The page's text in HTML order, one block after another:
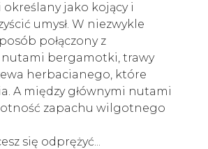
jako kojący i
umysł. W niezwykle
połączony z
bergamotki, trawy
herbacianego, które
A między głównymi nutami
zapachu wilgotnego
się odprężyć...